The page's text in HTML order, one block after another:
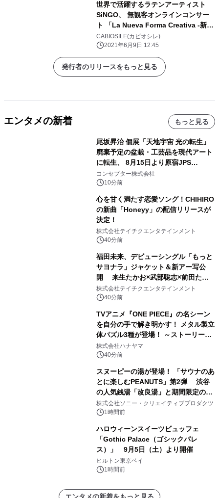
世界で活躍するラテンアーティスト
SiNGO、 無観客オンラインコンサー
ト 「La Nueva Forma Creativa -新創
造的様式-」を配信開始
CABIOSILE(カビオシレ)
2021年6月9日 12:45
発行者のリリースをもっと見る
エンタメの新着 もっと見る
尾坂昇治 個展「天地宇宙 光の転生」
廃棄予定の盆栽・工芸品を現代アート
に転生、 8月15日より原宿JPS
Galleryにて約30点を展示
コンセプター株式会社
10分前
心を甘く満たす恋愛ソング！CHIHIRO
の新曲「Honeyy」の配信リリースが
決定！
株式会社テイチクエンタテインメント
40分前
福田未来、デビューシングル「もっと
サヨナラ」ジャケット＆新アー写公
開 来生たかお×武部聡志×前田たか
ひろの豪華タッグ
株式会社テイチクエンタテインメント
40分前
TVアニメ『ONE PIECE』の名シーン
を自分の手で解き明かす！ メタル製立
体パズル3種が登場！ ～ストーリーと
ギミックが融合した 大人の体験型パズ
ルが8月7日(金)12時より先行予約受付
株式会社ハナヤマ
40分前
スヌーピーの湯が登場！ 「サウナのあ
とに楽しむPEANUTS」第2弾 渋谷
の人気銭湯「改良湯」と期間限定のコ
ラボレーション サウナイキタイコラ
ボグッズも発売決定！
株式会社ソニー・クリエイティブプロダクツ
1時間前
ハロウィーンスイーツビュッフェ
「Gothic Palace（ゴシックパレ
ス）」 9月5日（土）より開催
ヒルトン東京ベイ
1時間前